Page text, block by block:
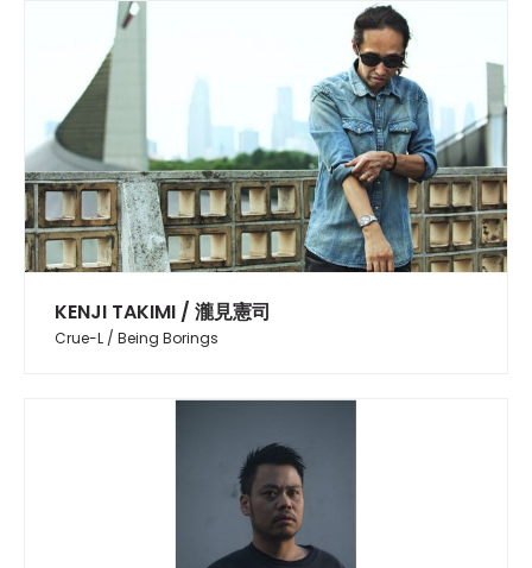
KENJI TAKIMI / 瀧見憲司
Crue-L / Being Borings